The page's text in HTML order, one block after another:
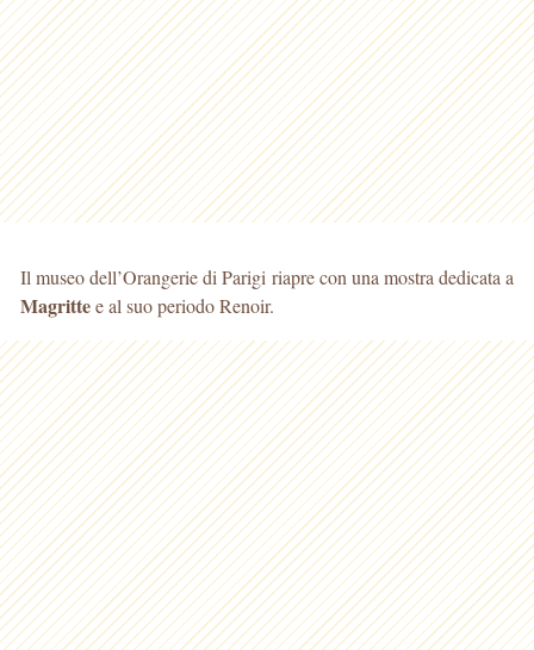
Il museo dell’Orangerie di Parigi riapre con una mostra dedicata a
Magrittee al suo periodo Renoir.